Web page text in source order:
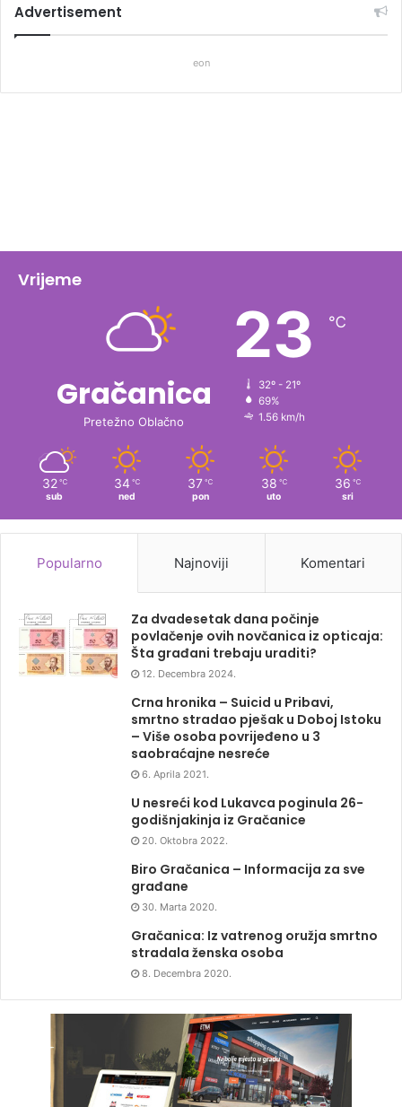
Advertisement
eon
Vrijeme
Gračanica
Pretežno Oblačno
23 ℃
32º - 21º
69%
1.56 km/h
32 ℃
sub
34 ℃
ned
37 ℃
pon
38 ℃
uto
36 ℃
sri
Popularno Najnoviji Komentari
Za dvadesetak dana počinje
povlačenje ovih novčanica iz opticaja:
Šta građani trebaju uraditi?
12. Decembra 2024.
Crna hronika – Suicid u Pribavi,
smrtno stradao pješak u Doboj Istoku
– Više osoba povrijeđeno u 3
saobraćajne nesreće
6. Aprila 2021.
U nesreći kod Lukavca poginula 26-
godišnjakinja iz Gračanice
20. Oktobra 2022.
Biro Gračanica – Informacija za sve
građane
30. Marta 2020.
Gračanica: Iz vatrenog oružja smrtno
stradala ženska osoba
8. Decembra 2020.